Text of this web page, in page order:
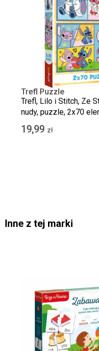
Trefl Puzzle
Trefl, Lilo i Stitch, Ze
nudy, puzzle, 2x70
19,99 zł
Inne z tej marki